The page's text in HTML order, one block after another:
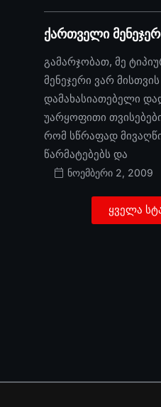
ქართველი
გამარჯობათ, მე
მენეჯერი ვარ მისთვის
დამახასიათებელი
უარყოფითი
რომ სწრაფად
წარმატებებს და
ნოემბერი 2, 2009
ყველა